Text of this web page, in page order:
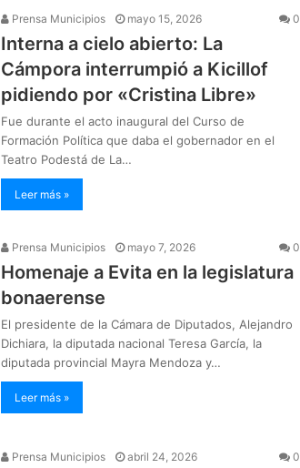
Prensa Municipios mayo 15, 2026 0
Interna a cielo abierto: La
Cámpora interrumpió a Kicillof
pidiendo por «Cristina Libre»
Fue durante el acto inaugural del Curso de
Formación Política que daba el gobernador en el
Teatro Podestá de La…
Leer más »
Prensa Municipios mayo 7, 2026 0
Homenaje a Evita en la legislatura
bonaerense
El presidente de la Cámara de Diputados, Alejandro
Dichiara, la diputada nacional Teresa García, la
diputada provincial Mayra Mendoza y…
Leer más »
Prensa Municipios abril 24, 2026 0